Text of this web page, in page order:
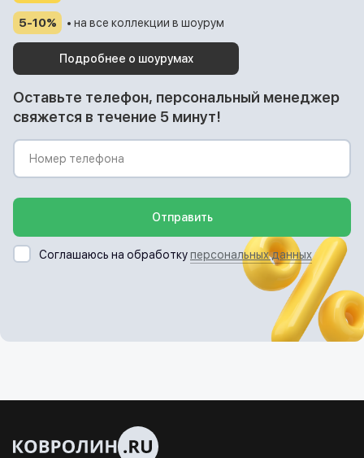
5-10% • на все коллекции в шоурум
Подробнее о шоурумах
Оставьте телефон, персональный менеджер
свяжется в течение 5 минут!
Отправить
Соглашаюсь на обработкуперсональных данных